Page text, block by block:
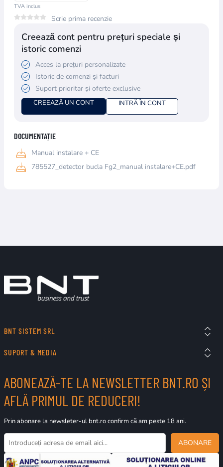
TVA inclus
Scrie prima recenzie
Creează cont pentru prețuri speciale și
istoric comenzi
Acces la prețuri personalizate
Istoric de comenzi și facturi
Suport prioritar și oferte exclusive
CREEAZĂ UN CONT INTRĂ ÎN CONT
DOCUMENTAȚIE
Manual instalare + CE
785527_detector bucla Fg2_manual instalare+CE.pdf
BNT SISTEM SRL
SUPORT & MEDIA
ABONEAZĂ-TE LA NEWSLETTER BNT.RO ȘI
AFLĂ PRIMUL DE REDUCERI!
Prin abonare la newsleter-ul bnt.ro confirm că am peste 18 ani.
ABONARE